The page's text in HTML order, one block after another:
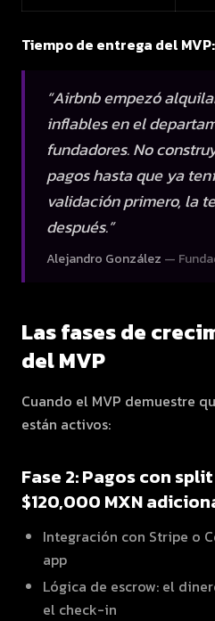
Tiempo de entrega del
“Airbnb empezó
inflables en el
fundadores. No
pagos hasta que ya
validación primero, la
después.”
Alejandro González —
Las fases de
del MVP
Cuando el MVP demuestre
están activos:
Fase 2: Pagos con
$120,000 MXN
Integración con Stripe o
app
Lógica de escrow: el
el check-in